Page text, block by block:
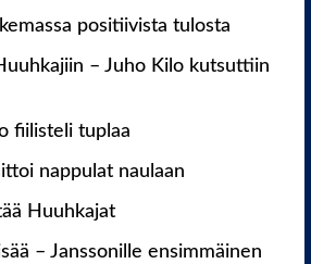
positiivista tulosta
– Juho Kilo kutsuttiin
fiilisteli tuplaa
nappulat naulaan
Huuhkajat
– Janssonille ensimmäinen